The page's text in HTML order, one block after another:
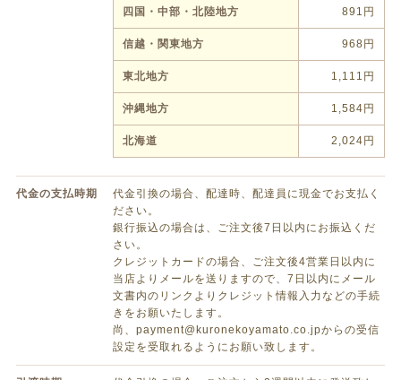
四国・中部・北陸地方 891円
信越・関東地方 968円
東北地方 1,111円
沖縄地方 1,584円
北海道 2,024円
代金の支払時期
代金引換の場合、配達時、配達員に現金でお支払く
ださい。
銀行振込の場合は、ご注文後7日以内にお振込くだ
さい。
クレジットカードの場合、ご注文後4営業日以内に
当店よりメールを送りますので、7日以内にメール
文書内のリンクよりクレジット情報入力などの手続
きをお願いたします。
尚、payment@kuronekoyamato.co.jpからの受信
設定を受取れるようにお願い致します。